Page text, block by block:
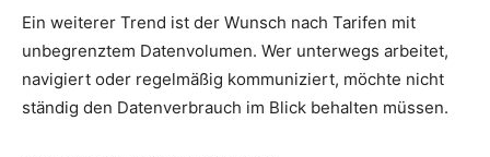
Ein weiterer Trend ist der Wunsch nach Tarifen mit
unbegrenztem Datenvolumen. Wer unterwegs arbeitet,
navigiert oder regelmäßig kommuniziert, möchte nicht
ständig den Datenverbrauch im Blick behalten müssen.